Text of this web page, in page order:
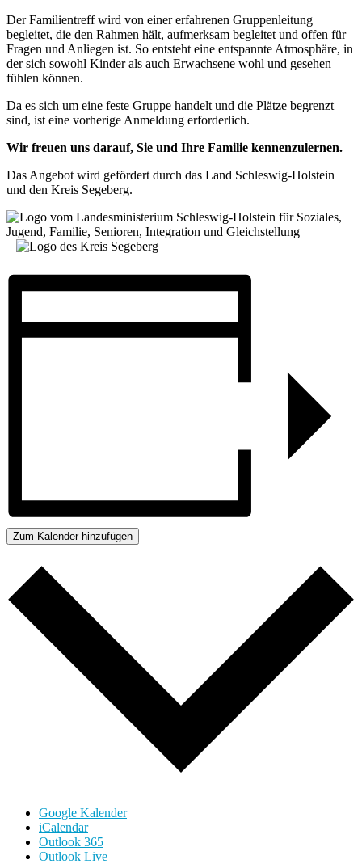
Der Familientreff wird von einer erfahrenen Gruppenleitung
begleitet, die den Rahmen hält, aufmerksam begleitet und offen für
Fragen und Anliegen ist. So entsteht eine entspannte Atmosphäre, in
der sich sowohl Kinder als auch Erwachsene wohl und gesehen
fühlen können.
Da es sich um eine feste Gruppe handelt und die Plätze begrenzt
sind, ist eine vorherige Anmeldung erforderlich.
Wir freuen uns darauf, Sie und Ihre Familie kennenzulernen.
Das Angebot wird gefördert durch das Land Schleswig-Holstein
und den Kreis Segeberg.
Zum Kalender hinzufügen
Google Kalender
iCalendar
Outlook 365
Outlook Live